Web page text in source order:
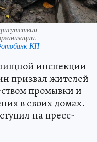
КП
инспекции
призвал жителей
промывки и
в своих домах.
на пресс-